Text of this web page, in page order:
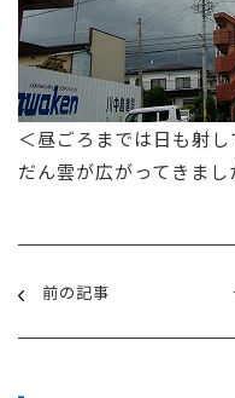
＜昼ごろまでは日も射
だん雲が広がってきまし
前の記事